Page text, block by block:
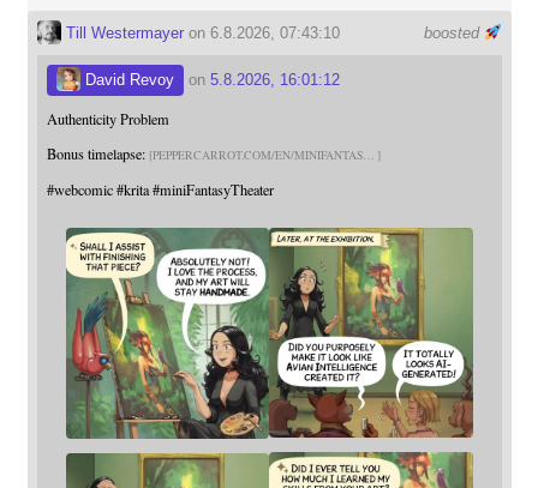
boosted
Till Westermayeron 6.8.2026, 07:43:10
David Revoy on 5.8.2026, 16:01:12
Authenticity Problem
Bonus timelapse: PEPPERCARROT.COM/EN/MINIFANTAS
#webcomic #krita #miniFantasyTheater